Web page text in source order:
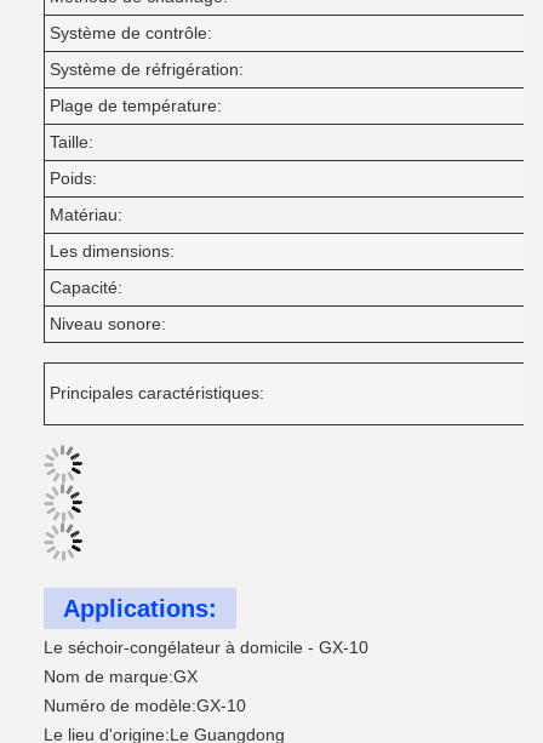
Système de contrôle:
Système de réfrigération:
Plage de température:
Taille:
Poids:
Matériau:
Les dimensions:
Capacité:
Niveau sonore:
Principales caractéristiques:
Applications:
Le séchoir-congélateur à domicile - GX-10
Nom de marque:GX
Numéro de modèle:GX-10
Le lieu d'origine:Le Guangdong